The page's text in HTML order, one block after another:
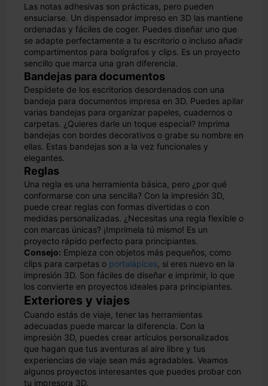
Las notas adhesivas son prácticas, pero pueden
ensuciarse. Un dispensador impreso en 3D las mantiene
ordenadas y fáciles de coger. Puedes diseñar uno que
se adapte perfectamente a tu escritorio o incluso añadir
compartimentos para bolígrafos y clips. Es un proyecto
sencillo que marca una gran diferencia.
Bandejas para documentos
Despídete de los escritorios desordenados con una
bandeja para documentos impresa en 3D. Puedes apilar
varias bandejas para organizar papeles, cuadernos o
carpetas. ¿Quieres darle un toque especial? Imprima
bandejas con bordes decorativos o grabe su nombre en
ellas. Estas bandejas son a la vez funcionales y
elegantes.
Reglas
Una regla es una herramienta básica, pero ¿por qué
conformarse con una sencilla? Con la impresión 3D,
puede crear reglas con formas divertidas o con
medidas personalizadas. ¿Necesitas una regla flexible o
con marcas únicas? ¡Imprímela tú mismo! Es un
proyecto rápido perfecto para principiantes.
Consejo: Empieza con objetos más pequeños, como
clips para carpetas o portalápices , si eres nuevo en la
impresión 3D. Son fáciles de diseñar e imprimir, lo que
los convierte en proyectos ideales para principiantes.
Exteriores y viajes
Cuando estás de viaje, tener las herramientas
adecuadas puede marcar la diferencia. Con la
impresión 3D, puedes crear artículos personalizados
que hagan que tus aventuras al aire libre y tus
experiencias de viaje sean más agradables. Veamos
algunos proyectos interesantes que puedes probar con
tu impresora 3D.